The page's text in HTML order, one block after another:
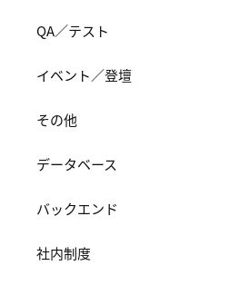
QA／テスト
イベント／登壇
その他
データベース
バックエンド
社内制度